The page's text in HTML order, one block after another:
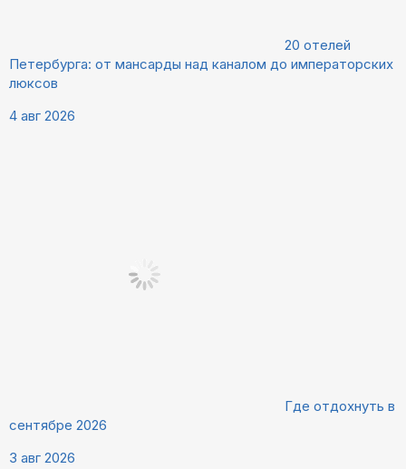
20 отелей
Петербурга: от мансарды над каналом до императорских
люксов
4 авг 2026
Где отдохнуть в
сентябре 2026
3 авг 2026